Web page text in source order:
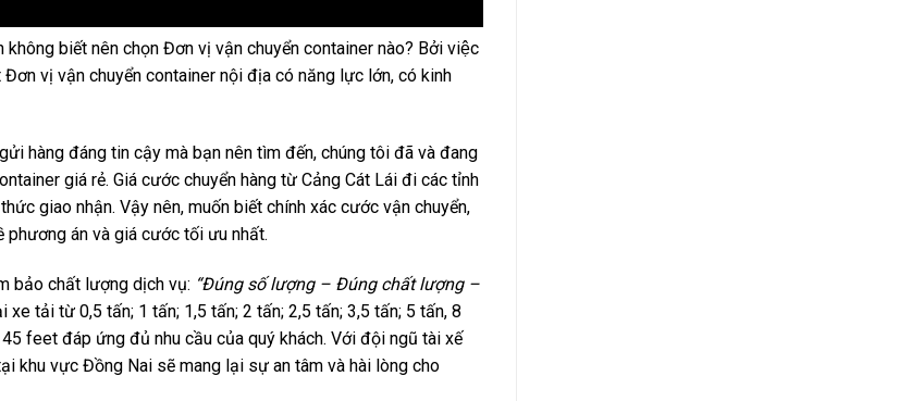
biết nên chọn Đơn vị vận chuyển container nào? Bởi việc
vị vận chuyển container nội địa có năng lực lớn, có kinh
hàng đáng tin cậy mà bạn nên tìm đến, chúng tôi đã và đang
giá rẻ. Giá cước chuyển hàng từ Cảng Cát Lái đi các tỉnh
giao nhận. Vậy nên, muốn biết chính xác cước vận chuyển,
phương án và giá cước tối ưu nhất.
bảo chất lượng dịch vụ: “Đúng số lượng – Đúng chất lượng –
xe tải từ 0,5 tấn; 1 tấn; 1,5 tấn; 2 tấn; 2,5 tấn; 3,5 tấn; 5 tấn, 8
feet đáp ứng đủ nhu cầu của quý khách. Với đội ngũ tài xế
khu vực Đồng Nai sẽ mang lại sự an tâm và hài lòng cho